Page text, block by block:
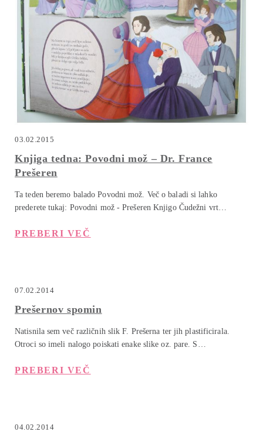
03.02.2015
Knjiga tedna: Povodni mož – Dr. France
Prešeren
Ta teden beremo balado Povodni mož. Več o baladi si lahko
prederete tukaj: Povodni mož - Prešeren Knjigo Čudežni vrt…
PREBERI VEČ
07.02.2014
Prešernov spomin
Natisnila sem več različnih slik F. Prešerna ter jih plastificirala.
Otroci so imeli nalogo poiskati enake slike oz. pare. S…
PREBERI VEČ
04.02.2014